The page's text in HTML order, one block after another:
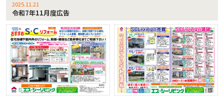
2025.11.21
令和7年11月度広告